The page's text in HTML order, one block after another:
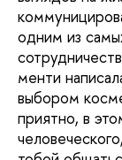
одним из
менти
выбором
приятно, в